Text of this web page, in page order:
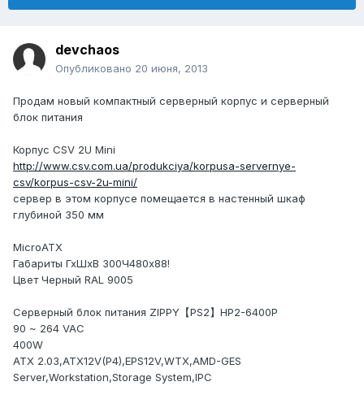
devchaos
Опубликовано 20 июня, 2013
Продам новый компактный серверный корпус и серверный
блок питания
Корпус CSV 2U Mini
http://www.csv.com.ua/produkciya/korpusa-servernye-
csv/korpus-csv-2u-mini/
сервер в этом корпусе помещается в настенный шкаф
глубиной 350 мм
MicroATX
Габариты ГхШхВ 300Ч480x88!
Цвет Черный RAL 9005
Серверный блок питания ZIPPY【PS2】HP2-6400P
90 ~ 264 VAC
400W
ATX 2.03,ATX12V(P4),EPS12V,WTX,AMD-GES
Server,Workstation,Storage System,IPC